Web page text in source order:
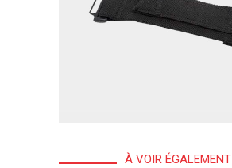
À VOIR ÉGALEMENT